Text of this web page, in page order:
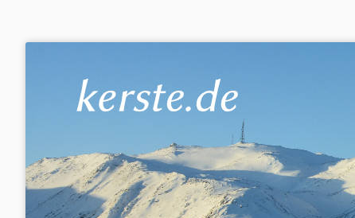
Kerste.de
Astronomie, Nordlichter und mehr